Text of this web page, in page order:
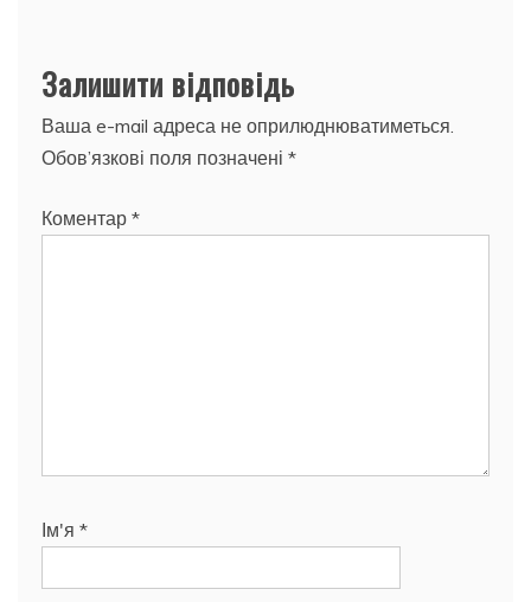
Залишити відповідь
Ваша e-mail адреса не оприлюднюватиметься.
Обов’язкові поля позначені *
Коментар *
Ім'я *